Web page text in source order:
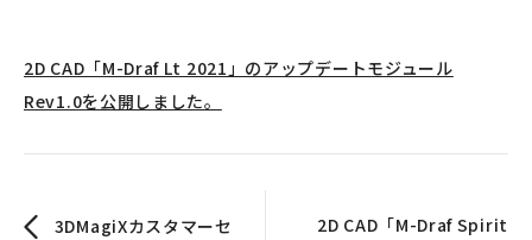
2D CAD「M-Draf Lt 2021」のアップデートモジュール
Rev1.0を公開しました。
3DMagiXカスタマーセ
2D CAD「M-Draf Spirit